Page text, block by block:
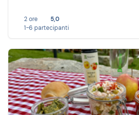
2 ore
5,0
1-6 partecipanti